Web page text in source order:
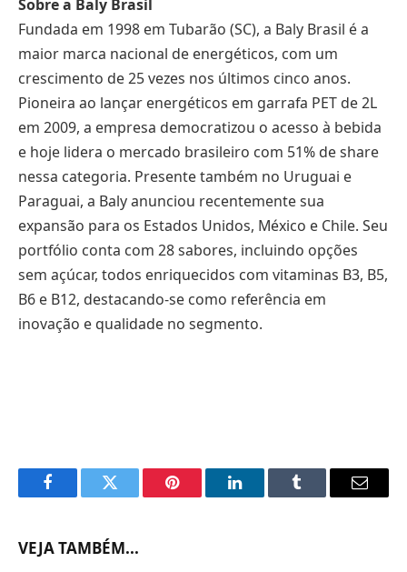
Sobre a Baly Brasil
Fundada em 1998 em Tubarão (SC), a Baly Brasil é a
maior marca nacional de energéticos, com um
crescimento de 25 vezes nos últimos cinco anos.
Pioneira ao lançar energéticos em garrafa PET de 2L
em 2009, a empresa democratizou o acesso à bebida
e hoje lidera o mercado brasileiro com 51% de share
nessa categoria. Presente também no Uruguai e
Paraguai, a Baly anunciou recentemente sua
expansão para os Estados Unidos, México e Chile. Seu
portfólio conta com 28 sabores, incluindo opções
sem açúcar, todos enriquecidos com vitaminas B3, B5,
B6 e B12, destacando-se como referência em
inovação e qualidade no segmento.
FacebookTwitter Pinterest LinkedInTumblr Email
VEJA TAMBÉM...